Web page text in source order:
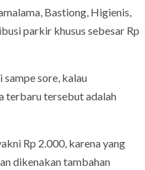
Bastiong, Higienis,
parkir khusus sebesar Rp
sore, kalau
terbaru tersebut adalah
Rp 2.000, karena yang
dikenakan tambahan